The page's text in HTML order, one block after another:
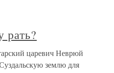
рать?
царевич Неврюй
землю для